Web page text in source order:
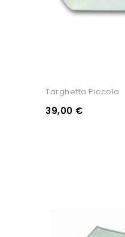
Targhetta Piccola
39,00 €